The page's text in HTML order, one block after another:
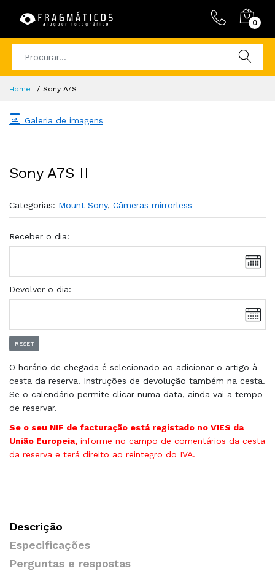
0
Home Sony A7S II
Galeria de imagens
Sony A7S II
Categorias: Mount Sony, Câmeras mirrorless
Receber o dia:
Devolver o dia:
RESET
O horário de chegada é selecionado ao adicionar o artigo à
cesta da reserva. Instruções de devolução também na cesta.
Se o calendário permite clicar numa data, ainda vai a tempo
de reservar.
Se o seu NIF de facturação está registado no VIES da
União Europeia, informe no campo de comentários da cesta
da reserva e terá direito ao reintegro do IVA.
Descrição
Especificações
Perguntas e respostas